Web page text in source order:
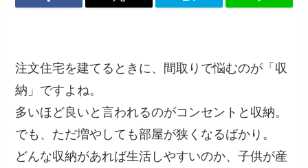
注文住宅を建てるときに、間取りで悩むのが「収
納」ですよね。
多いほど良いと言われるのがコンセントと収納。
でも、ただ増やしても部屋が狭くなるばかり。
どんな収納があれば生活しやすいのか、子供が産